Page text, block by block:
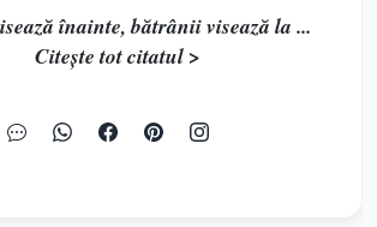
înainte, bătrânii visează la ...
Citește tot citatul >